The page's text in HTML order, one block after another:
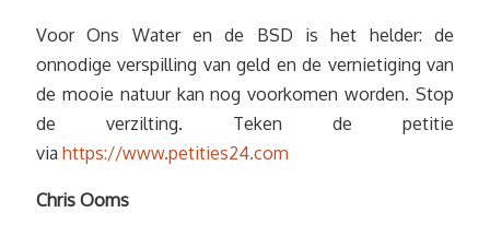
Voor Ons Water en de BSD is het helder: de
onnodige verspilling van geld en de vernietiging van
de mooie natuur kan nog voorkomen worden. Stop
de verzilting. Teken de petitie
via https://www.petities24.com
Chris Ooms